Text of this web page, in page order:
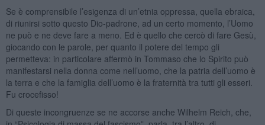
Se è comprensibile l’esigenza di un’etnia oppressa, quella ebraica,
di riunirsi sotto questo Dio-padrone, ad un certo momento, l’Uomo
ne può e ne deve fare a meno. Ed è quello che cercò di fare Gesù,
giocando con le parole, per quanto il potere del tempo gli
permetteva: in particolare affermò in Tommaso che lo Spirito può
manifestarsi nella donna come nell’uomo, che la patria dell’uomo è
la terra e che la famiglia dell’uomo è la fraternità tra tutti gli esseri.
Fu crocefisso!
Di queste incongruenze se ne accorse anche Wilhelm Reich, che,